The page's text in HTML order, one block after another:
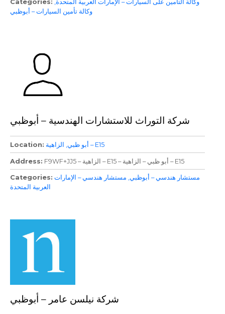
Categories
وكالة التأمين على السيارات – الإمارات العربية المتحدة
وكالة تأمين السيارات – أبوظبي
شركة التوراث للاستشارات الهندسية – أبوظبي
Location أبو ظبي الزاهية – E15
Address F9WF+JJ5 – الزاهية – E15 – أبو ظبي – الزاهية – E15
Categories مستشار هندسي – أبوظبي مستشار هندسي – الإمارات
العربية المتحدة
شركة نيلسن عامر – أبوظبي